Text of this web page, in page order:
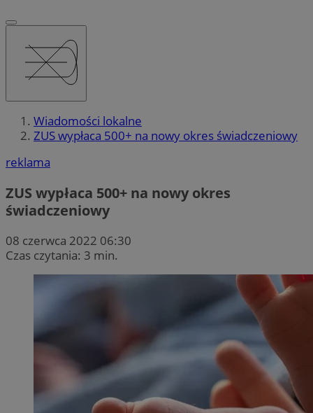
Wiadomości lokalne
ZUS wypłaca 500+ na nowy okres świadczeniowy
reklama
ZUS wypłaca 500+ na nowy okres
świadczeniowy
08 czerwca 2022 06:30
Czas czytania: 3 min.